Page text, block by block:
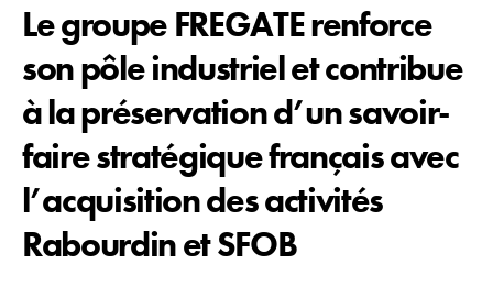
Le groupe FREGATE renforce
son pôle industriel et contribue
à la préservation d’un savoir-
faire stratégique français avec
l’acquisition des activités
Rabourdin et SFOB